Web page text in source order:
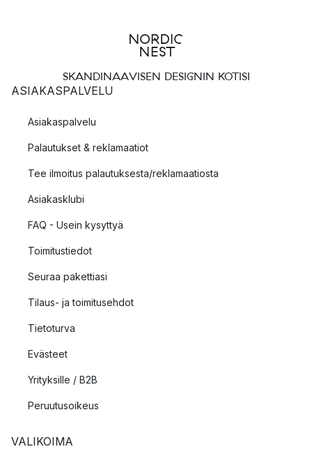
SKANDINAAVISEN DESIGNIN KOTISI
ASIAKASPALVELU
Asiakaspalvelu
Palautukset & reklamaatiot
Tee ilmoitus palautuksesta/reklamaatiosta
Asiakasklubi
FAQ - Usein kysyttyä
Toimitustiedot
Seuraa pakettiasi
Tilaus- ja toimitusehdot
Tietoturva
Evästeet
Yrityksille / B2B
Peruutusoikeus
VALIKOIMA